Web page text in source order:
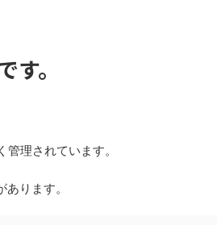
。
理されています。
ります。